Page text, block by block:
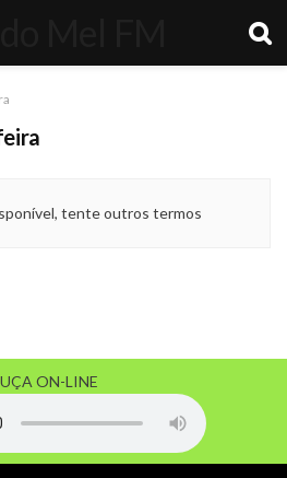
tente outros termos
ON-LINE